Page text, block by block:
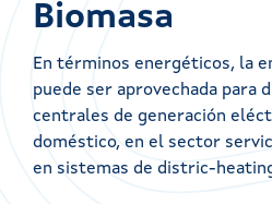
Biomasa
En términos energéticos, la
puede ser aprovechada para
centrales de generación
doméstico, en el sector
en sistemas de distric-